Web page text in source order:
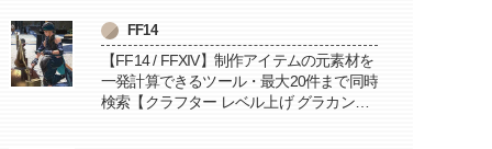
FF14
【FF14 / FFXIV】制作アイテムの元素材を
一発計算できるツール・最大20件まで同時
検索【クラフター レベル上げ グラカン納